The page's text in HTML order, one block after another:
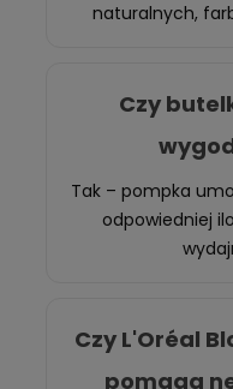
naturalnych,
Czy
Tak – pompka
odpowiedniej
Czy L'Oréal
pomaga